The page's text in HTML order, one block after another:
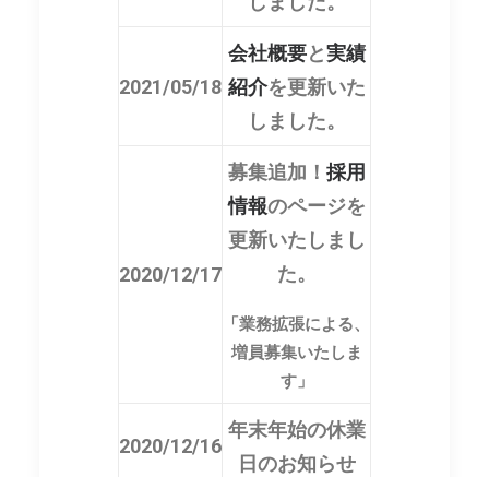
2021/05/18
会社概要と実績
紹介を更新いた
しました。
2020/12/17
募集追加！ 採用
情報のページを
更新いたしまし
た。
「業務拡張による、
増員募集いたしま
す」
2020/12/16
年末年始の休業
日のお知らせ